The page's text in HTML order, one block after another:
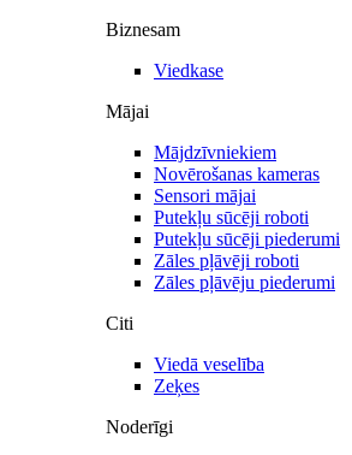
Biznesam
Viedkase
Mājai
Mājdzīvniekiem
Novērošanas kameras
Sensori mājai
Putekļu sūcēji roboti
Putekļu sūcēji piederumi
Zāles pļāvēji roboti
Zāles pļāvēju piederumi
Citi
Viedā veselība
Zeķes
Noderīgi